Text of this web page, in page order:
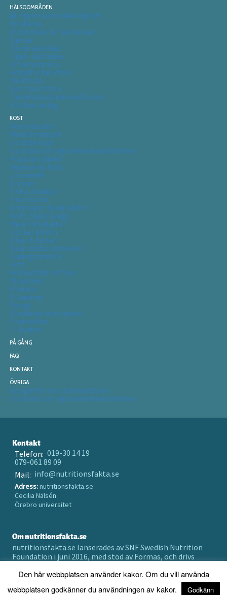
HÄLSOOMRÅDEN
Allergier & överkänslighet
Benhälsa
Blodsocker & insulinsvar
Cancer
Fysisk aktivitet
Hjärt-kärlhälsa
Inflammation
Kognitiv funktion
Munhälsa
Sportnutrition
Tarmhälsa & immunförsvar
Vikthantering
KOST
Kostmönster
Medelhavskost
Nordisk kost
Nordiska näringsrekommendationer
Populära dieter
Vegetarisk kost
Livsmedel
Drycker
Fisk & skaldjur
Frukt & bär
Grönsaker & baljväxter
Kött, fågel & ägg
Mejeriprodukter
Nötter & frön
Oljor & fetter
Spannmålsprodukter
Näringsämnen
Fett
Kolhydrater & fiber
Mineraler
Protein
Vitaminer
Övrigt
Bioaktiva substanser
Probiotika
Tillsatser
PÅ GÅNG
FAQ
KONTAKT
ÖVRIGA
Rapporter och publikationer
Nordiska näringsrekommendationer
Kontakt
Telefon: 019-30 14 19
079-061 89 09
Mail: info@nutritionsfakta.se
Adress:nutritionsfakta.se
Cecilia Nälsén
Örebro universitet
Om nutritionsfakta.se
nutritionsfakta.se lanserades av SNF Swedish Nutrition
Foundation i juni 2016, med stöd av Formas, och drivs
Prenumerera på vårt nyhetsbrev
Den här webbplatsen använder kakor. Om du vill använda
webbplatsen godkänner du användningen av kakor.
Godkänn